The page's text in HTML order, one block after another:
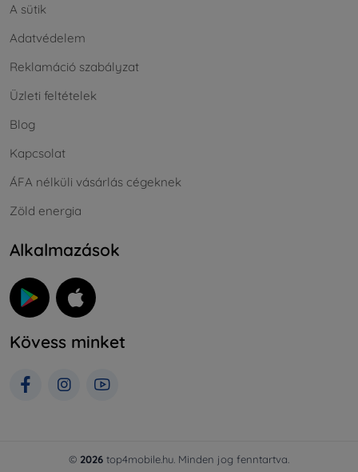
A sütik
Adatvédelem
Reklamáció szabályzat
Üzleti feltételek
Blog
Kapcsolat
ÁFA nélküli vásárlás cégeknek
Zöld energia
Alkalmazások
Kövess minket
© 2026 top4mobile.hu. Minden jog fenntartva.